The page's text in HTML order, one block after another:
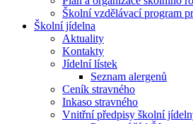
Školní vzdělávací program
Školní jídelna
Aktuality
Kontakty
Jídelní lístek
Seznam alergenů
Ceník stravného
Inkaso stravného
Vnitřní předpisy školní